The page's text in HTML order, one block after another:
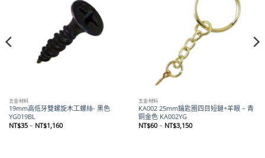
五金材料
19mm高低牙雙螺旋木工螺絲- 黑色
YG019BL
NT$35 – NT$1,160價
wishlist
五金材料
KA002 25mm鑰匙圈四目短鏈+羊眼 – 青
銅金色 KA002YG
NT$60 – NT$3,150價